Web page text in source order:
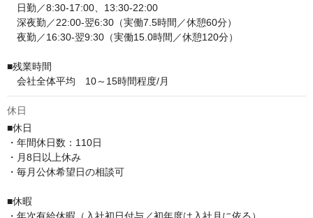
日勤／8:30-17:00、13:30-22:00
深夜勤／22:00-翌6:30（実働7.5時間／休憩60分）
夜勤／16:30-翌9:30（実働15.0時間／休憩120分）
■残業時間
会社全体平均　10～15時間程度/月
休日
■休日
・年間休日数：110日
・月8日以上休み
・毎月公休希望日の相談可
■休暇